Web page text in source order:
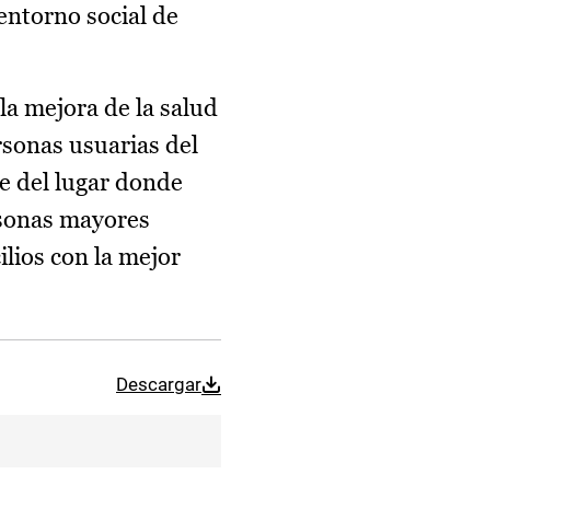
social de
mejora de la salud
usuarias del
del lugar donde
mayores
con la mejor
Descargar